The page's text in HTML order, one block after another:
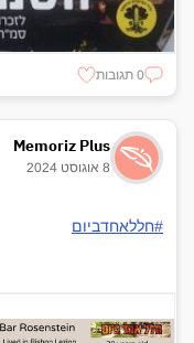
0 תגובות
Memoriz Plus
8 אוגוסט 2024
#חללאחדביום